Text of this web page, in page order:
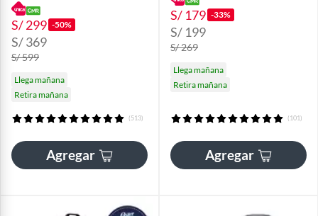
S/ 299 -50%
S/ 369
S/ 599
Llega mañana
Retira mañana
(513)
Agregar
S/ 179 -33%
S/ 199
S/ 269
Llega mañana
Retira mañana
(101)
Agregar